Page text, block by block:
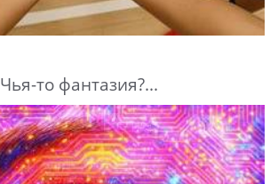
Чья-то фантазия?...